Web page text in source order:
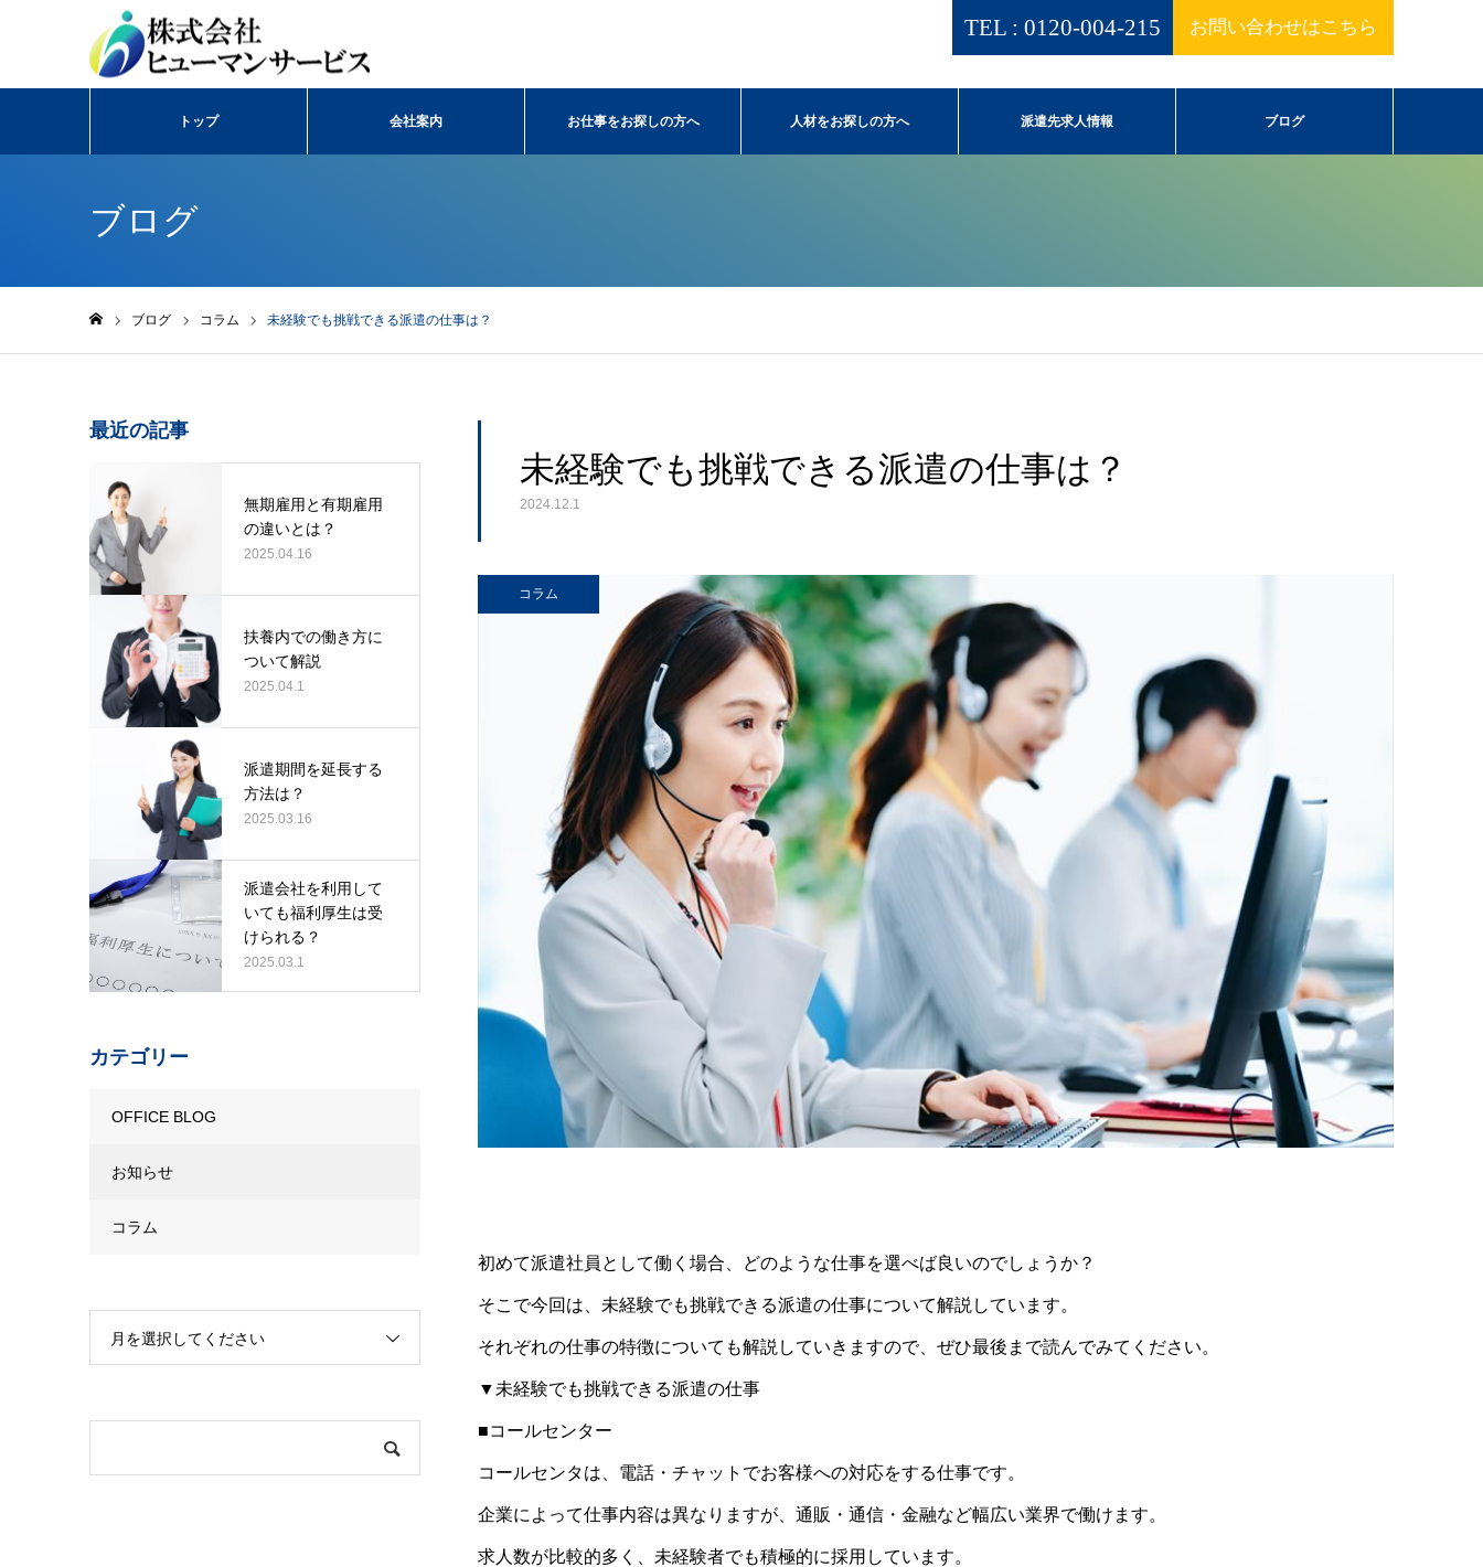
TEL : 0120-004-215 お問い合わせはこちら
トップ 会社案内 お仕事をお探しの方へ 人材をお探しの方へ 派遣先求人情報 ブログ
ブログ
ブログ コラム 未経験でも挑戦できる派遣の仕事は？
未経験でも挑戦できる派遣の仕事は？
2024.12.1
コラム
初めて派遣社員として働く場合、どのような仕事を選べば良いのでしょうか？
そこで今回は、未経験でも挑戦できる派遣の仕事について解説しています。
それぞれの仕事の特徴についても解説していきますので、ぜひ最後まで読んでみてください。
▼未経験でも挑戦できる派遣の仕事
■コールセンター
コールセンタは、電話・チャットでお客様への対応をする仕事です。
企業によって仕事内容は異なりますが、通販・通信・金融など幅広い業界で働けます。
求人数が比較的多く、未経験者でも積極的に採用しています。
最近の記事
無期雇用と有期雇用
の違いとは？
2025.04.16
扶養内での働き方に
ついて解説
2025.04.1
派遣期間を延長する
方法は？
2025.03.16
派遣会社を利用して
いても福利厚生は受
けられる？
2025.03.1
カテゴリー
OFFICE BLOG
お知らせ
コラム
月を選択してください